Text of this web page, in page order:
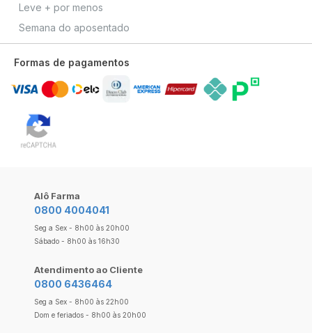
Leve + por menos
Semana do aposentado
Formas de pagamentos
Alô Farma
0800 4004041
Seg a Sex - 8h00 às 20h00
Sábado - 8h00 às 16h30
Atendimento ao Cliente
0800 6436464
Seg a Sex - 8h00 às 22h00
Dom e feriados - 8h00 às 20h00